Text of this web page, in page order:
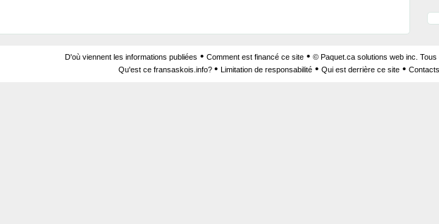
D'où viennent les informations publiées • Comment est financé ce site • © Paquet.ca solutions web inc. Tous
Qu'est ce fransaskois.info? • Limitation de responsabilité • Qui est derrière ce site • Contacts